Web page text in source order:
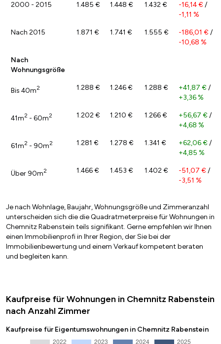
2000 - 2015 1.485 € 1.448 € 1.432 € -16,14 € /
-1,11 %
Nach 2015 1.871 € 1.741 € 1.555 € -186,01 € /
-10,68 %
Nach
Wohnungsgröße
Bis 40m2 1.288 € 1.246 € 1.288 € +41,87 € /
+3,36 %
41m2 - 60m2 1.202 € 1.210 € 1.266 € +56,67 € /
+4,68 %
61m2 - 90m2 1.281 € 1.278 € 1.341 € +62,06 € /
+4,85 %
Über 90m2 1.466 € 1.453 € 1.402 € -51,07 € /
-3,51 %
Je nach Wohnlage, Baujahr, Wohnungsgröße und Zimmeranzahl
unterscheiden sich die die Quadratmeterpreise für Wohnungen in
Chemnitz Rabenstein teils signifikant. Gerne empfehlen wir Ihnen
einen Immobilienprofi in Ihrer Region, der Sie bei der
Immobilienbewertung und einem Verkauf kompetent beraten
und begleiten kann.
Kaufpreise für Wohnungen in Chemnitz Rabenstein
nach Anzahl Zimmer
Kaufpreise für Eigentumswohnungen in Chemnitz Rabenstein